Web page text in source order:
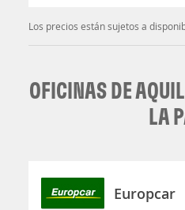
Los precios están sujetos a
OFICINAS DE
LA
Europcar